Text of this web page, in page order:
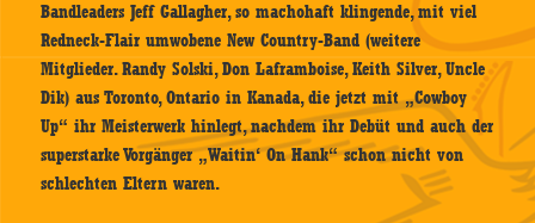
Bandleaders Jeff Gallagher, so machohaft klingende, mit viel
Redneck-Flair umwobene New Country-Band (weitere
Mitglieder. Randy Solski, Don Laframboise, Keith Silver, Uncle
Dik) aus Toronto, Ontario in Kanada, die jetzt mit „Cowboy
Up“ ihr Meisterwerk hinlegt, nachdem ihr Debüt und auch der
superstarke Vorgänger „Waitin‘ On Hank“ schon nicht von
schlechten Eltern waren.